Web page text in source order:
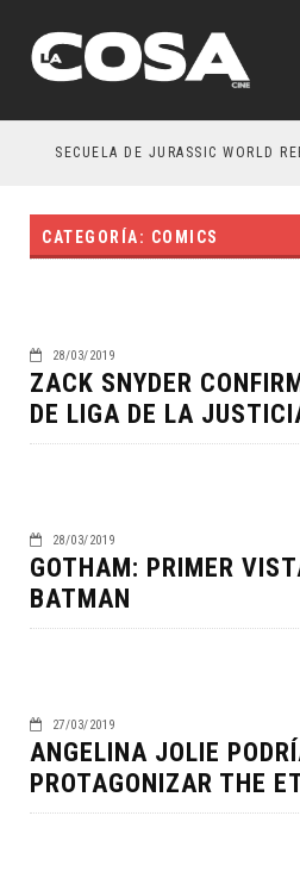
SECUELA DE JURASSIC WORLD
CATEGORÍA: COMICS
28/03/2019
ZACK SNYDER
DE LIGA DE LA
28/03/2019
GOTHAM: PRIMER
BATMAN
27/03/2019
ANGELINA JOLIE
PROTAGONIZAR THE